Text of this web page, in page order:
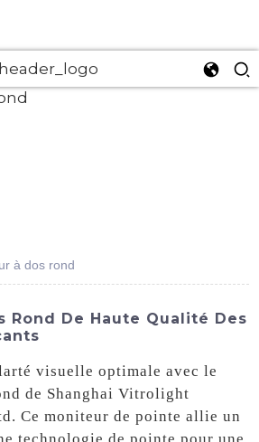
à dos rond
Rond De Haute Qualité Des
visuelle optimale avec le
de Shanghai Vitrolight
Ce moniteur de pointe allie un